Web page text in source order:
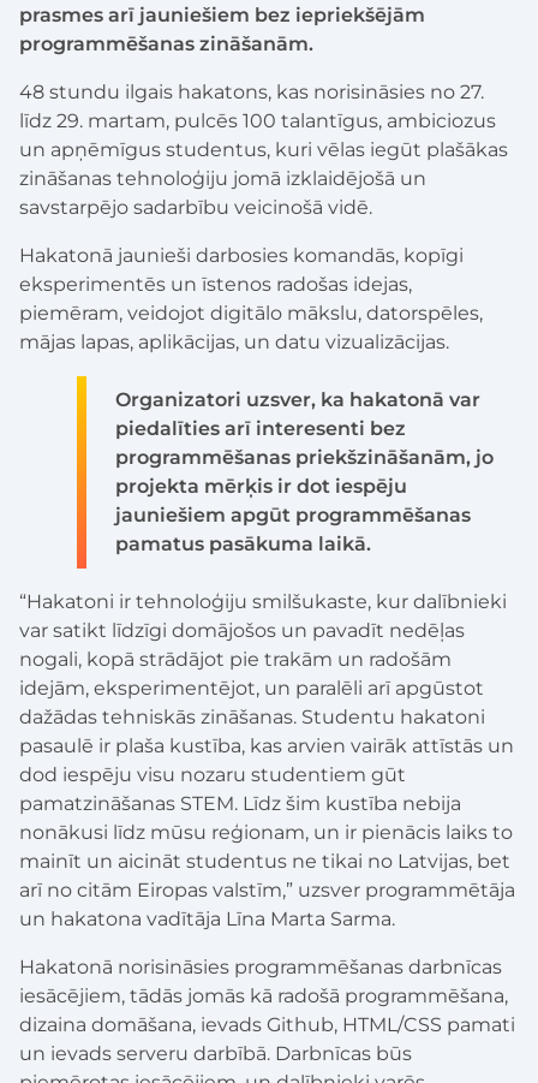
prasmes arī jauniešiem bez iepriekšējām
programmēšanas zināšanām.
48 stundu ilgais hakatons, kas norisināsies no 27.
līdz 29. martam, pulcēs 100 talantīgus, ambiciozus
un apņēmīgus studentus, kuri vēlas iegūt plašākas
zināšanas tehnoloģiju jomā izklaidējošā un
savstarpējo sadarbību veicinošā vidē.
Hakatonā jaunieši darbosies komandās, kopīgi
eksperimentēs un īstenos radošas idejas,
piemēram, veidojot digitālo mākslu, datorspēles,
mājas lapas, aplikācijas, un datu vizualizācijas.
Organizatori uzsver, ka hakatonā var
piedalīties arī interesenti bez
programmēšanas priekšzināšanām, jo
projekta mērķis ir dot iespēju
jauniešiem apgūt programmēšanas
pamatus pasākuma laikā.
“Hakatoni ir tehnoloģiju smilšukaste, kur dalībnieki
var satikt līdzīgi domājošos un pavadīt nedēļas
nogali, kopā strādājot pie trakām un radošām
idejām, eksperimentējot, un paralēli arī apgūstot
dažādas tehniskās zināšanas. Studentu hakatoni
pasaulē ir plaša kustība, kas arvien vairāk attīstās un
dod iespēju visu nozaru studentiem gūt
pamatzināšanas STEM. Līdz šim kustība nebija
nonākusi līdz mūsu reģionam, un ir pienācis laiks to
mainīt un aicināt studentus ne tikai no Latvijas, bet
arī no citām Eiropas valstīm,” uzsver programmētāja
un hakatona vadītāja Līna Marta Sarma.
Hakatonā norisināsies programmēšanas darbnīcas
iesācējiem, tādās jomās kā radošā programmēšana,
dizaina domāšana, ievads Github, HTML/CSS pamati
un ievads serveru darbībā. Darbnīcas būs